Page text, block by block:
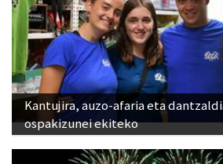
Kantujira, auzo-afaria eta
ospakizunei ekiteko